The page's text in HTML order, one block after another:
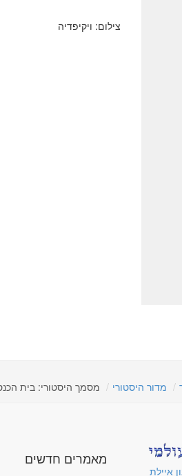
צילום: ויקיפדיה
מדור היסטורי מסמך היסטורי: בית
איילת
מאמרים חדשים